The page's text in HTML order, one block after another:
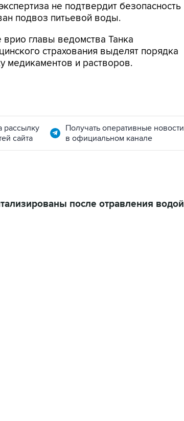
не подтвердит безопасность
подвоз питьевой воды.
главы ведомства Танка
страхования выделят порядка
медикаментов и растворов.
рассылку
сайта
Получать оперативные новости
в официальном канале
после отравления водой